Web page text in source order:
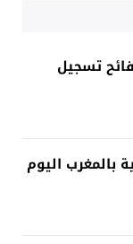
تسجيل
اليوم